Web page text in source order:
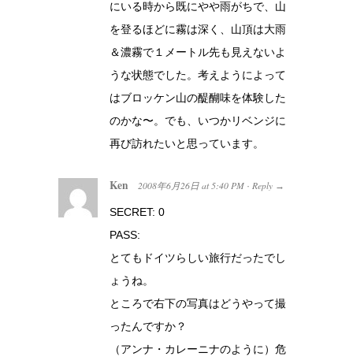
にいる時から既にやや雨がちで、山
を登るほどに霧は深く、山頂は大雨
＆濃霧で１メートル先も見えないよ
うな状態でした。考えようによって
はブロッケン山の醍醐味を体験した
のかな〜。でも、いつかリベンジに
再び訪れたいと思っています。
Ken 2008年6月26日 at 5:40 PM · Reply →
SECRET: 0
PASS:
とてもドイツらしい旅行だったでし
ょうね。
ところで右下の写真はどうやって撮
ったんですか？
（アンナ・カレーニナのように）危